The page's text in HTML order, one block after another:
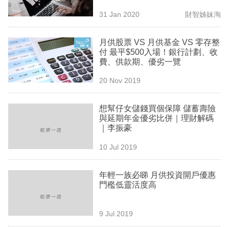
理
商
業
科
技
生
31 Jan 2020 財智姊妹淘
月供股票 VS 月供基金 VS 零存整
付 最平$500入場！銀行計劃、收
費、供款期、優劣一覽
20 Nov 2019
想幫仔女儲錢買個保障 儲蓄壽險
與延期年金優劣比併｜理財解碼
｜李振豪
10 Jul 2019
年輕一族必睇 月供投資開戶優惠
門檻低靈活度高
9 Jul 2019